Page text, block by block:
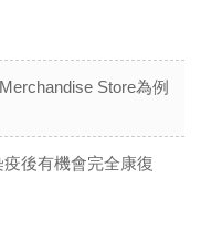
Store為例
後有機會完全康復